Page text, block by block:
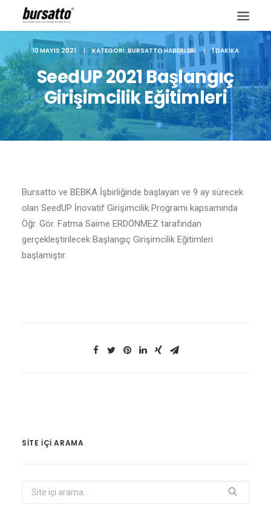
Site içi arama
10 MAYIS 2021 | KATEGORI:BURSATTO HABERLERI | 1 DAKIKA
SeedUP 2021 Başlangıç
Girişimcilik Eğitimleri
Bursatto ve BEBKA İşbirliğinde başlayan ve 9 ay sürecek
olan SeedUP İnovatif Girişimcilik Programı kapsamında
Öğr. Gör. Fatma Saime ERDÖNMEZ tarafından
gerçekleştirilecek Başlangıç Girişimcilik Eğitimleri
başlamıştır.
SITE IÇI ARAMA